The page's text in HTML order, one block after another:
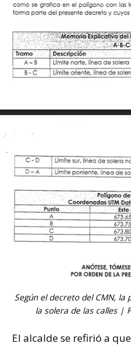
Según el decreto del CMN,
la solera de las calles |
El alcalde se refirió a